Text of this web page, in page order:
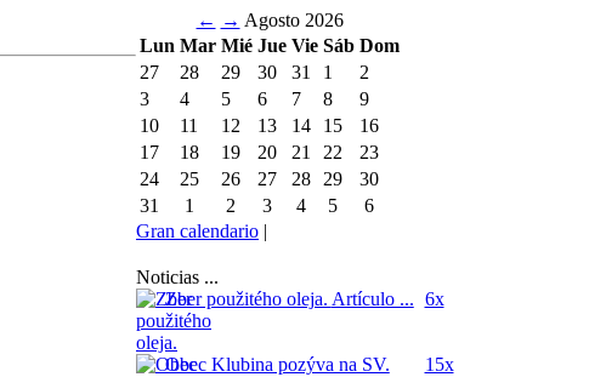
← → Agosto 2026
Lun Mar Mié Jue Vie Sáb Dom
27
28 29 30 31 1
2
3
4 5 6 7 8
9
10
11 12 13 14 15
16
17
18 19 20 21 22
23
24
25 26 27 28 29
30
31
1 2 3 4 5
6
Gran calendario |
Noticias ...
Zber použitého oleja. Artículo ... 6x
Obec Klubina pozýva na SV.
15x